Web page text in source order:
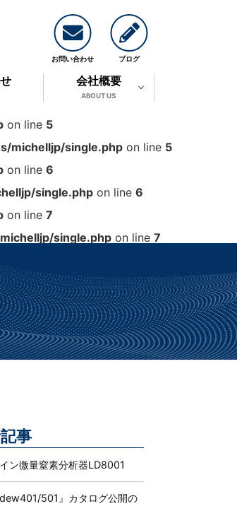
お問い合わせ ブログ
会社概要
ABOUT US
on line 5
michelljp/single.php on line 5
on line 6
single.php on line 6
on line 7
single.php on line 7
事
ン微量窒素分析器LD8001
501』カタログ公開の